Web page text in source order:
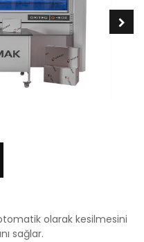
olarak kesilmesini
sağlar.